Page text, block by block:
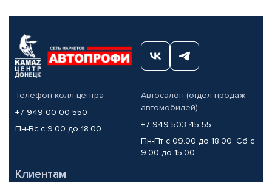
Телефон колл-центра
+7 949 00-00-550
Пн-Вс с 9.00 до 18.00
Автосалон (отдел продаж
автомобилей)
+7 949 503-45-55
Пн-Пт с 09.00 до 18.00, Сб с
9.00 до 15.00
Клиентам